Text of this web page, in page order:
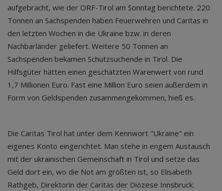
aufgebracht, wie der ORF-Tirol am Sonntag berichtete. 220
Tonnen an Sachspenden haben Feuerwehren und Caritas in
den letzten Wochen in die Ukraine bzw. in deren
Nachbarländer geliefert. Weitere 50 Tonnen an
Sachspenden bekamen Schutzsuchende in Tirol. Die
Hilfsgüter hätten einen geschätzten Warenwert von rund
1,7 Millionen Euro. Fast eine Million Euro seien außerdem in
Form von Geldspenden zusammengekommen, hieß es.
Die Caritas Tirol hat unter dem Kennwort "Ukraine" ein
eigenes Konto eingerichtet. Man stehe in engem Austausch
mit der ukrainischen Gemeinschaft in Tirol und setze das
Geld dort ein, wo die Not am größten ist, so Elisabeth
Rathgeb, Direktorin der Caritas der Diözese Innsbruck.